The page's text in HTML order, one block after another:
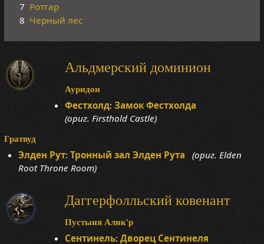
7 Ротгар
8 Черный лес
Альдмерский доминион
Ауридон
Фестхолд:Замок Фестхолда
(ориг. Firsthold Castle)
Гратвуд
Элден Рут:Тронный зал Элден Рута
(ориг. Elden
Root Throne Room)
Даггерфолльский ковенант
Пустыня Алик'р
Сентинель:Дворец Сентинеля